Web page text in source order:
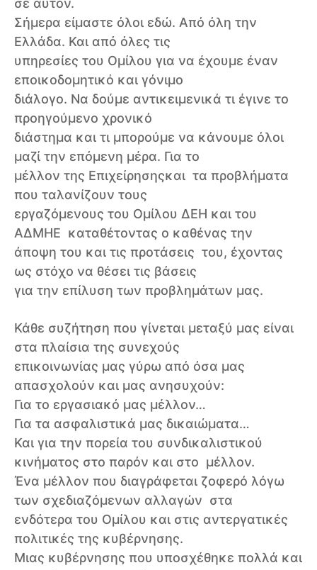
σε αυτόν.
Σήμερα είμαστε όλοι εδώ. Από όλη την
Ελλάδα. Και από όλες τις
υπηρεσίες του Ομίλου για να έχουμε έναν
εποικοδομητικό και γόνιμο
διάλογο. Να δούμε αντικειμενικά τι έγινε το
προηγούμενο χρονικό
διάστημα και τι μπορούμε να κάνουμε όλοι
μαζί την επόμενη μέρα. Για το
μέλλον της Επιχείρησηςκαι τα προβλήματα
που ταλανίζουν τους
εργαζόμενους του Ομίλου ΔΕΗ και του
ΑΔΜΗΕ καταθέτοντας ο καθένας την
άποψη του και τις προτάσεις του, έχοντας
ως στόχο να θέσει τις βάσεις
για την επίλυση των προβλημάτων μας.
Κάθε συζήτηση που γίνεται μεταξύ μας είναι
στα πλαίσια της συνεχούς
επικοινωνίας μας γύρω από όσα μας
απασχολούν και μας ανησυχούν:
Για το εργασιακό μας μέλλον…
Για τα ασφαλιστικά μας δικαιώματα…
Και για την πορεία του συνδικαλιστικού
κινήματος στο παρόν και στο μέλλον.
Ένα μέλλον που διαγράφεται ζοφερό λόγω
των σχεδιαζόμενων αλλαγών στα
ενδότερα του Ομίλου και στις αντεργατικές
πολιτικές της κυβέρνησης.
Μιας κυβέρνησης που υποσχέθηκε πολλά και